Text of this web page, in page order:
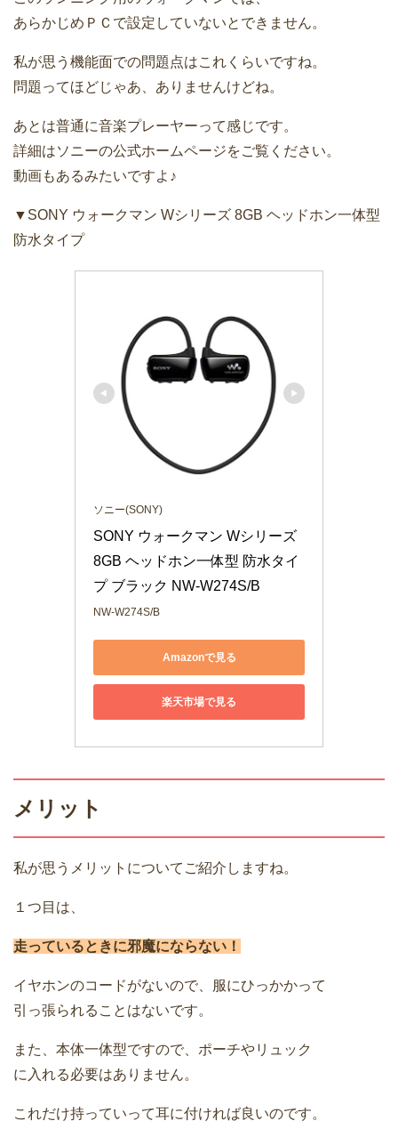
あらかじめＰＣで設定していないとできません。
私が思う機能面での問題点はこれくらいですね。
問題ってほどじゃあ、ありませんけどね。
あとは普通に音楽プレーヤーって感じです。
詳細はソニーの公式ホームページをご覧ください。
動画もあるみたいですよ♪
▼SONY ウォークマン Wシリーズ 8GB ヘッドホン一体型
防水タイプ
ソニー(SONY)
SONY ウォークマン Wシリーズ
8GB ヘッドホン一体型 防水タイ
プ ブラック NW-W274S/B
NW-W274S/B
Amazonで見る
楽天市場で見る
メリット
私が思うメリットについてご紹介しますね。
１つ目は、
走っているときに邪魔にならない！
イヤホンのコードがないので、服にひっかかって
引っ張られることはないです。
また、本体一体型ですので、ポーチやリュック
に入れる必要はありません。
これだけ持っていって耳に付ければ良いのです。